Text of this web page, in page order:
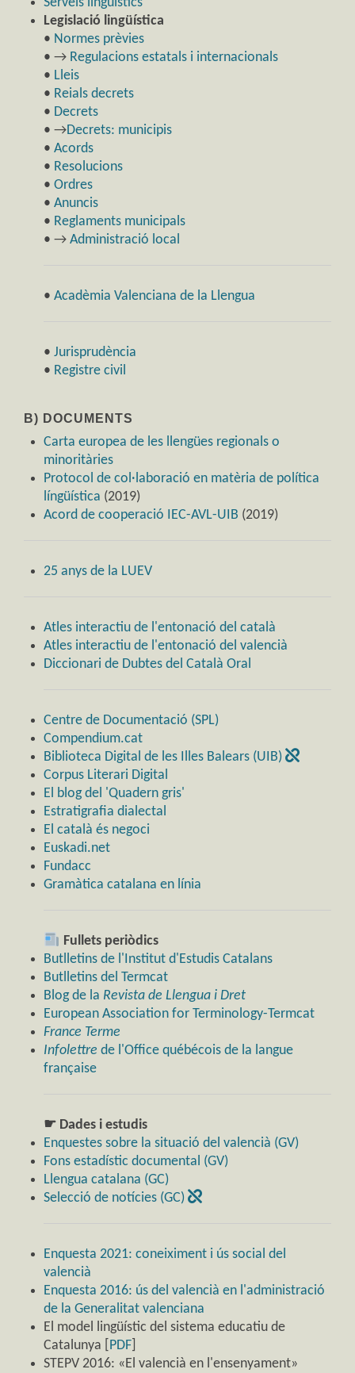
Legislació lingüística
• Normes prèvies
• → Regulacions estatals i internacionals
• Lleis
• Reials decrets
• Decrets
• →Decrets: municipis
• Acords
• Resolucions
• Ordres
• Anuncis
• Reglaments municipals
• → Administració local
• Acadèmia Valenciana de la Llengua
• Jurisprudència
• Registre civil
B) DOCUMENTS
Carta europea de les llengües regionals o
minoritàries
Protocol de col·laboració en matèria de política
língüística (2019)
Acord de cooperació IEC-AVL-UIB (2019)
25 anys de la LUEV
Atles interactiu de l'entonació del català
Atles interactiu de l'entonació del valencià
Diccionari de Dubtes del Català Oral
Centre de Documentació (SPL)
Compendium.cat
Biblioteca Digital de les Illes Balears (UIB)
Corpus Literari Digital
El blog del 'Quadern gris'
Estratigrafia dialectal
El català és negoci
Euskadi.net
Fundacc
Gramàtica catalana en línia
Fullets periòdics
Butlletins de l'Institut d'Estudis Catalans
Butlletins del Termcat
Blog de la Revista de Llengua i Dret
European Association for Terminology-Termcat
France Terme
Infolettre de l'Office québécois de la langue
française
☛ Dades i estudis
Enquestes sobre la situació del valencià (GV)
Fons estadístic documental (GV)
Llengua catalana (GC)
Selecció de notícies (GC)
Enquesta 2021: coneiximent i ús social del
valencià
Enquesta 2016: ús del valencià en l'administració
de la Generalitat valenciana
El model lingüístic del sistema educatiu de
Catalunya [ PDF
STEPV 2016: «El valencià en l'ensenyament»